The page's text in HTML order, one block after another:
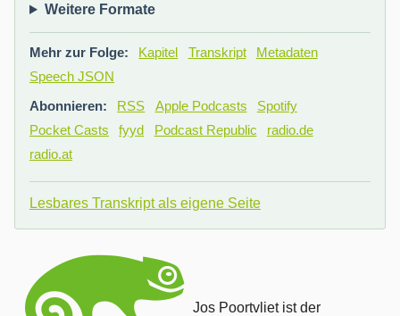
Weitere Formate
Mehr zur Folge: Kapitel Transkript
Metadaten
Speech JSON
Abonnieren:
RSS Apple Podcasts
Spotify
Pocket Casts
fyyd Podcast Republic
radio.de
radio.at
Lesbares Transkript als eigene Seite
Jos Poortvliet ist der